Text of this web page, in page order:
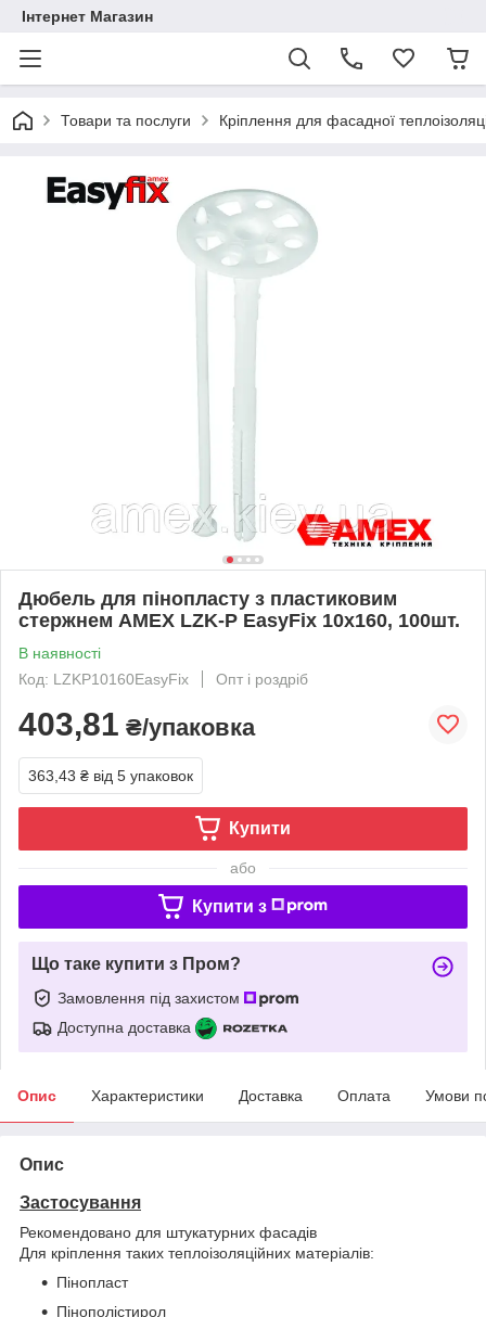
Інтернет Магазин
Товари та послуги Кріплення для фасадної
Дюбель для пінопласту з пластиковим
стержнем AMEX LZK-P EasyFix 10х160, 100шт.
В наявності
Код: LZKP10160EasyFix
Опт і роздріб
403,81 ₴/упаковка
363,43 ₴ від 5 упаковок
Купити
або
Купити з
Що таке купити з Пром?
Замовлення під захистом
Доступна доставка
Опис Характеристики Доставка Оплата Умови
Опис
Застосування
Рекомендовано для штукатурних фасадів
Для кріплення таких теплоізоляційних матеріалів:
Пінопласт
Пінополістирол